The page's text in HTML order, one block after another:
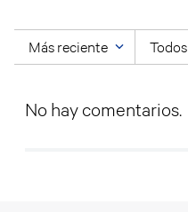
Más reciente Todos
No hay comentarios.